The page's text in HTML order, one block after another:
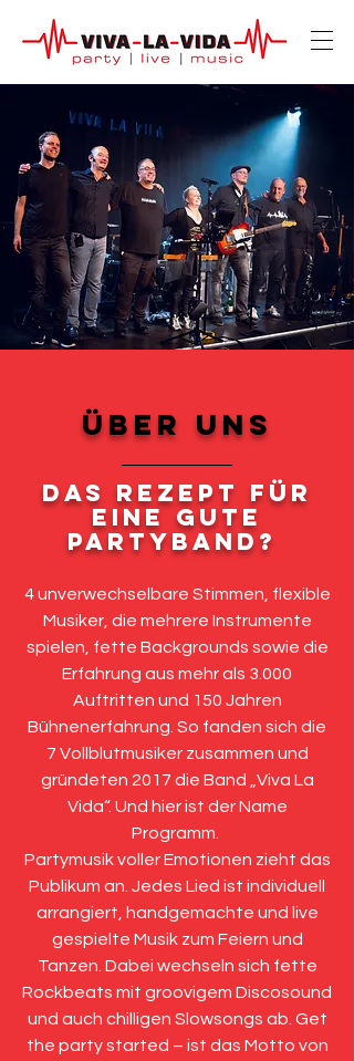
Über UNS
Das Rezept für
eine gute
Partyband?
4 unverwechselbare Stimmen, flexible
Musiker, die mehrere Instrumente
spielen, fette Backgrounds sowie die
Erfahrung aus mehr als 3.000
Auftritten und 150 Jahren
Bühnenerfahrung. So fanden sich die
7 Vollblutmusiker zusammen und
gründeten 2017 die Band „Viva La
Vida“. Und hier ist der Name
Programm.
Partymusik voller Emotionen zieht das
Publikum an. Jedes Lied ist individuell
arrangiert, handgemachte und live
gespielte Musik zum Feiern und
Tanzen. Dabei wechseln sich fette
Rockbeats mit groovigem Discosound
und auch chilligen Slowsongs ab. Get
the party started – ist das Motto von